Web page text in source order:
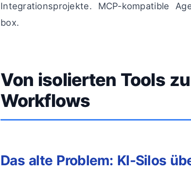
Integrationsprojekte. MCP-kompatible
box.
Von isolierten Tools
Workflows
Das alte Problem: KI-Silos